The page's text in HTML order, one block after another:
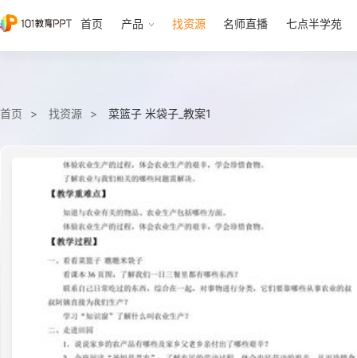
首页 产品 找资源 名师直播 七点半学苑
首页 找资源 菜篮子 米袋子_教案1